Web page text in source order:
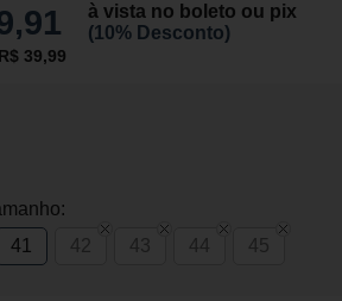
à vista no boleto ou pix
(10% Desconto)
39,99
41 42 43 44 45